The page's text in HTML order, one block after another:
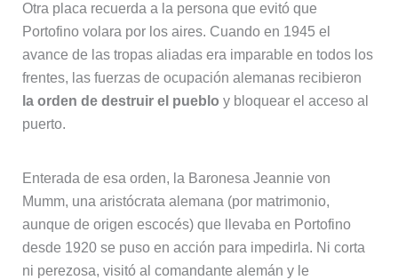
Otra placa recuerda a la persona que evitó que
Portofino volara por los aires. Cuando en 1945 el
avance de las tropas aliadas era imparable en todos los
frentes, las fuerzas de ocupación alemanas recibieron
la orden de destruir el pueblo y bloquear el acceso al
puerto.
Enterada de esa orden, la Baronesa Jeannie von
Mumm, una aristócrata alemana (por matrimonio,
aunque de origen escocés) que llevaba en Portofino
desde 1920 se puso en acción para impedirla. Ni corta
ni perezosa, visitó al comandante alemán y le